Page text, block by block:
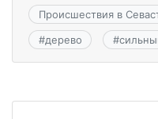
Происшествия в
#дерево #